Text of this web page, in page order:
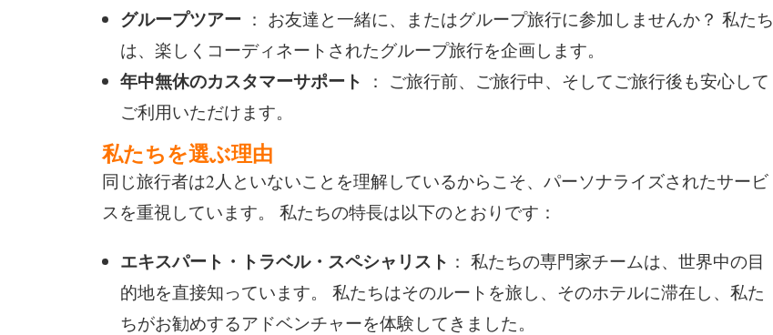
グループツアー ： お友達と一緒に、またはグループ旅行に参加しませんか？ 私たち
は、楽しくコーディネートされたグループ旅行を企画します。
年中無休のカスタマーサポート
： ご旅行前、ご旅行中、そしてご旅行後も安心して
ご利用いただけます。
私たちを選ぶ理由
同じ旅行者は2人といないことを理解しているからこそ、パーソナライズされたサービ
スを重視しています。 私たちの特長は以下のとおりです：
エキスパート・トラベル・スペシャリスト ： 私たちの専門家チームは、世界中の目
的地を直接知っています。 私たちはそのルートを旅し、そのホテルに滞在し、私た
ちがお勧めするアドベンチャーを体験してきました。